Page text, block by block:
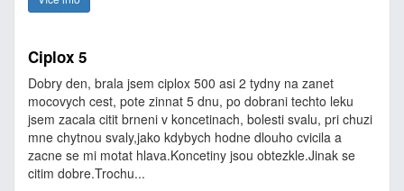
Ciplox 5
Dobry den, brala jsem ciplox 500 asi 2 tydny na zanet
mocovych cest, pote zinnat 5 dnu, po dobrani techto leku
jsem zacala citit brneni v koncetinach, bolesti svalu, pri chuzi
mne chytnou svaly,jako kdybych hodne dlouho cvicila a
zacne se mi motat hlava.Koncetiny jsou obtezkle.Jinak se
citim dobre.Trochu...